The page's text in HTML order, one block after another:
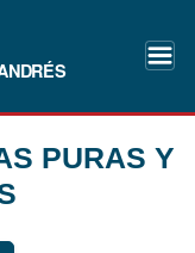
PURAS Y